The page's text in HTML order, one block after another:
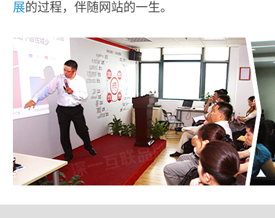
展的过程，伴随网站的一生。